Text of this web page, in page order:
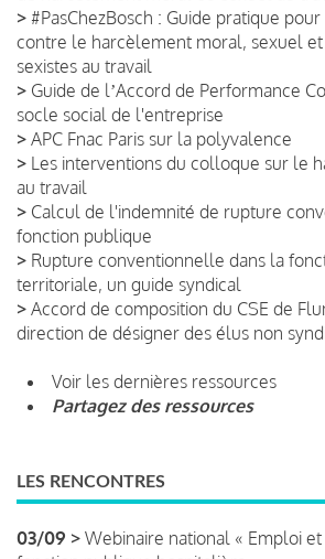
> #PasChezBosch : Guide pratique
contre le harcèlement moral, sexuel et
sexistes au travail
> Guide de lʼAccord de Performance
socle social de l'entreprise
> APC Fnac Paris sur la polyvalence
> Les interventions du colloque sur le
au travail
> Calcul de l'indemnité de rupture
fonction publique
> Rupture conventionnelle dans la
territoriale, un guide syndical
> Accord de composition du CSE de
direction de désigner des élus non
Voir les dernières ressources
Partagez des ressources
LES RENCONTRES
03/09 > Webinaire national « Emploi